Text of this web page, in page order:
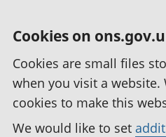
Cookies on
Cookies are small files
when you visit a website.
cookies to make this
We would like to set